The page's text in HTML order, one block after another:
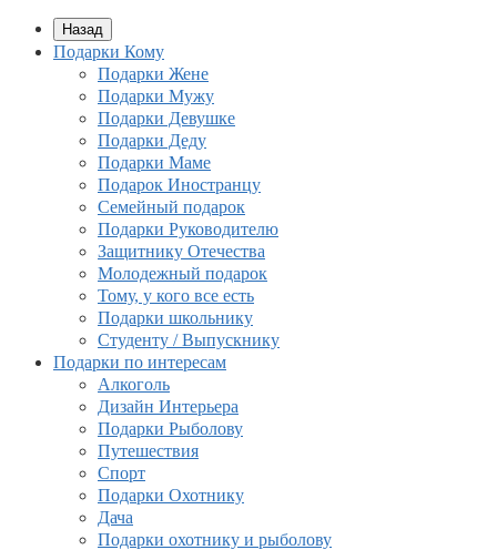
Назад
Подарки Кому
Подарки Жене
Подарки Мужу
Подарки Девушке
Подарки Деду
Подарки Маме
Подарок Иностранцу
Семейный подарок
Подарки Руководителю
Защитнику Отечества
Молодежный подарок
Тому, у кого все есть
Подарки школьнику
Студенту / Выпускнику
Подарки по интересам
Алкоголь
Дизайн Интерьера
Подарки Рыболову
Путешествия
Спорт
Подарки Охотнику
Дача
Подарки охотнику и рыболову